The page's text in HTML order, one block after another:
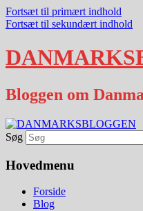
Fortsæt til primært indhold
Fortsæt til sekundært indhold
Bloggen om
Søg
Hovedmenu
Forside
Blog